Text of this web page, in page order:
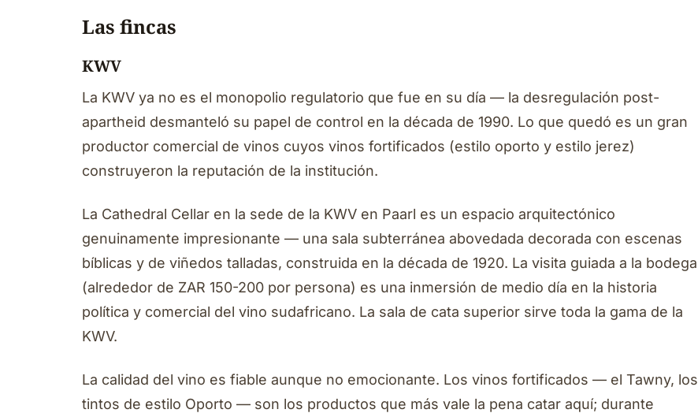
Las fincas
KWV
La KWV ya no es el monopolio regulatorio que fue en su día — la desregulación post-
apartheid desmanteló su papel de control en la década de 1990. Lo que quedó es un gran
productor comercial de vinos cuyos vinos fortificados (estilo oporto y estilo jerez)
construyeron la reputación de la institución.
La Cathedral Cellar en la sede de la KWV en Paarl es un espacio arquitectónico
genuinamente impresionante — una sala subterránea abovedada decorada con escenas
bíblicas y de viñedos talladas, construida en la década de 1920. La visita guiada a la bodega
(alrededor de ZAR 150-200 por persona) es una inmersión de medio día en la historia
política y comercial del vino sudafricano. La sala de cata superior sirve toda la gama de la
KWV.
La calidad del vino es fiable aunque no emocionante. Los vinos fortificados — el Tawny, los
tintos de estilo Oporto — son los productos que más vale la pena catar aquí; durante